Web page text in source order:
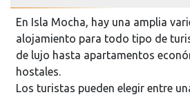
En Isla Mocha, hay una amplia
alojamiento para todo tipo de
de lujo hasta apartamentos
hostales.
Los turistas pueden elegir entre